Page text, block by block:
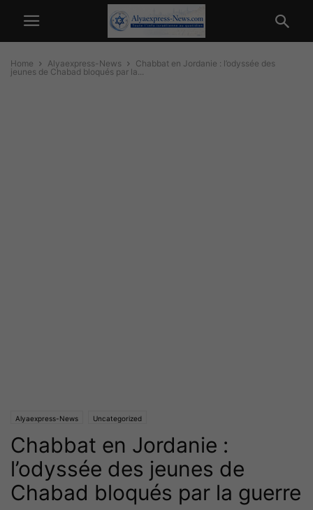
Home Alyaexpress-News
Chabbat en Jordanie : l’odyssée des
jeunes de Chabad bloqués par la...
Alyaexpress-News Uncategorized
Chabbat en Jordanie :
l’odyssée des jeunes de
Chabad bloqués par la guerre